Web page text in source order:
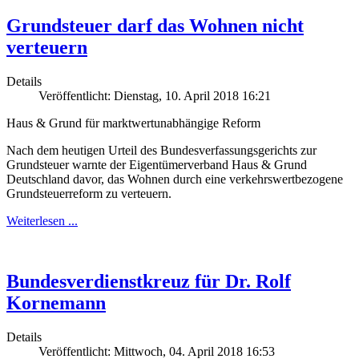
Grundsteuer darf das Wohnen nicht
verteuern
Details
Veröffentlicht: Dienstag, 10. April 2018 16:21
Haus & Grund für marktwertunabhängige Reform
Nach dem heutigen Urteil des Bundesverfassungsgerichts zur
Grundsteuer warnte der Eigentümerverband Haus & Grund
Deutschland davor, das Wohnen durch eine verkehrswertbezogene
Grundsteuerreform zu verteuern.
Weiterlesen ...
Bundesverdienstkreuz für Dr. Rolf
Kornemann
Details
Veröffentlicht: Mittwoch, 04. April 2018 16:53